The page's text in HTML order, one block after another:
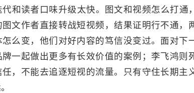
代和读者口味升级太快。图文和视频怎么打
文作者直接转战短视频，结果证明行不通，
么变，他们对好内容的笃信没变过。面对下
一起做出更多有长效价值的案例；李飞鸿则
，不能去追逐短视的流量。只有守住长期主